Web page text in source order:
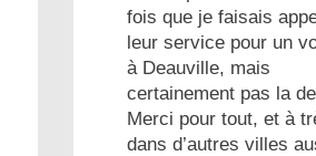
fois que je faisais
leur service pour un
à Deauville, mais
certainement pas la
Merci pour tout, et à
dans d’autres villes